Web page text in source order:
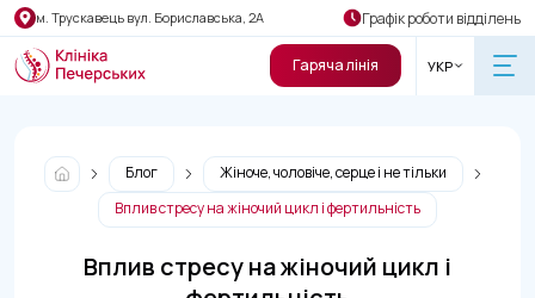
м. Трускавець вул. Бориславська, 2А Графік роботи відділень
Гаряча лінія УКР
Блог
Жіноче, чоловіче, серце і не тільки
Вплив стресу на жіночий цикл і фертильність
Вплив стресу на жіночий цикл і